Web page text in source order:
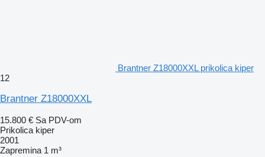
Brantner Z18000XXL prikolica kiper
12
Brantner Z18000XXL
15.800 € Sa PDV-om
Prikolica kiper
2001
Zapremina 1 m³